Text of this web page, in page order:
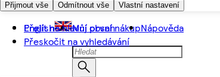
Přijmout vše Odmítnout vše Vlastní nastavení
Přejít na hlavní obsah
Přeskočit na vyhledávání
English Můj první nákupNápověda